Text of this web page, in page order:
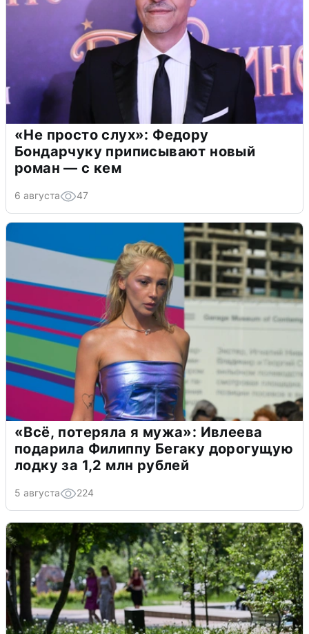
«Не просто слух»: Федору
Бондарчуку приписывают новый
роман — с кем
6 августа 47
«Всё, потеряла я мужа»: Ивлеева
подарила Филиппу Бегаку дорогущую
лодку за 1,2 млн рублей
5 августа 224